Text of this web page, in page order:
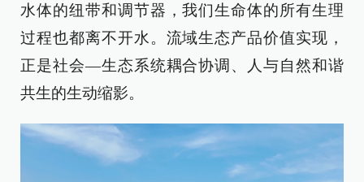
水体的纽带和调节器，我们生命体的所有生理
过程也都离不开水。流域生态产品价值实现，
正是社会—生态系统耦合协调、人与自然和谐
共生的生动缩影。